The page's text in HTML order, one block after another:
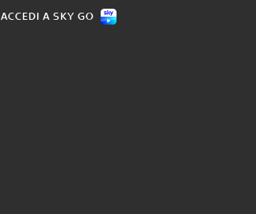
ACCEDI A SKY GO